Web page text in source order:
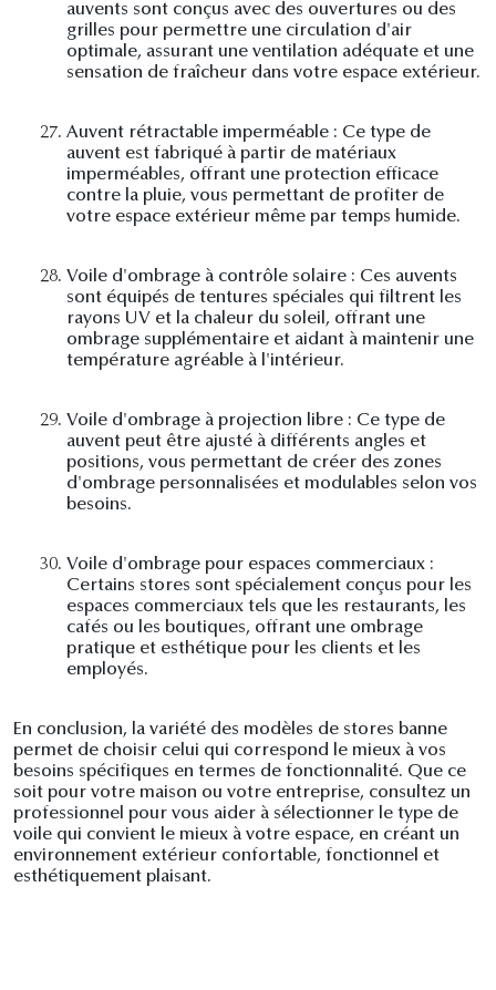
auvents sont conçus avec des ouvertures ou des
grilles pour permettre une circulation d'air
optimale, assurant une ventilation adéquate et une
sensation de fraîcheur dans votre espace extérieur.
27. Auvent rétractable imperméable : Ce type de
auvent est fabriqué à partir de matériaux
imperméables, offrant une protection efficace
contre la pluie, vous permettant de profiter de
votre espace extérieur même par temps humide.
28. Voile d'ombrage à contrôle solaire : Ces auvents
sont équipés de tentures spéciales qui filtrent les
rayons UV et la chaleur du soleil, offrant une
ombrage supplémentaire et aidant à maintenir une
température agréable à l'intérieur.
29. Voile d'ombrage à projection libre : Ce type de
auvent peut être ajusté à différents angles et
positions, vous permettant de créer des zones
d'ombrage personnalisées et modulables selon vos
besoins.
30. Voile d'ombrage pour espaces commerciaux :
Certains stores sont spécialement conçus pour les
espaces commerciaux tels que les restaurants, les
cafés ou les boutiques, offrant une ombrage
pratique et esthétique pour les clients et les
employés.
En conclusion, la variété des modèles de stores banne
permet de choisir celui qui correspond le mieux à vos
besoins spécifiques en termes de fonctionnalité. Que ce
soit pour votre maison ou votre entreprise, consultez un
professionnel pour vous aider à sélectionner le type de
voile qui convient le mieux à votre espace, en créant un
environnement extérieur confortable, fonctionnel et
esthétiquement plaisant.